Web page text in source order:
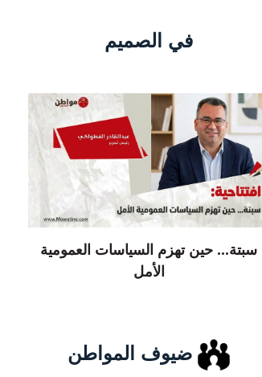
في الصميم
سبتة... حين تهزم السياسات العمومية
الأمل
ضيوف المواطن